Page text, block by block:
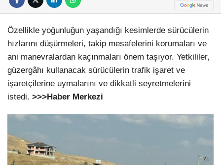
Özellikle yoğunluğun yaşandığı kesimlerde sürücülerin
hızlarını düşürmeleri, takip mesafelerini korumaları ve
ani manevralardan kaçınmaları önem taşıyor. Yetkililer,
güzergâhı kullanacak sürücülerin trafik işaret ve
işaretçilerine uymalarını ve dikkatli seyretmelerini
istedi. >>>Haber Merkezi